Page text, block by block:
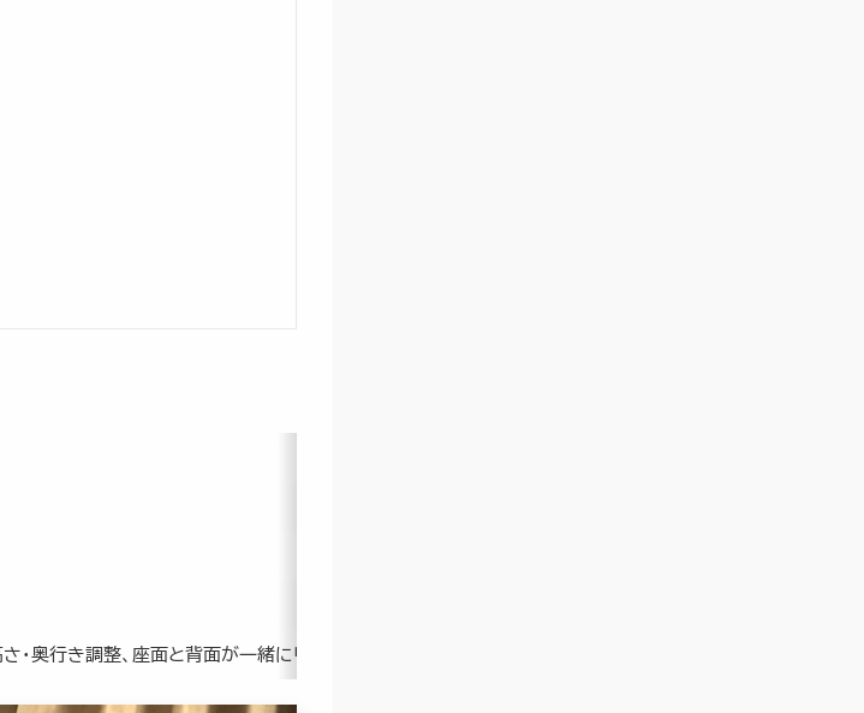
・奥行き調整、座面と背面が一緒にリクライニング